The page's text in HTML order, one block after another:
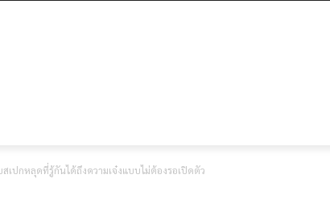
สเปกหลุดที่รู้กันได้ถึงความเจ๋งแบบไม่ต้องรอเปิดตัว